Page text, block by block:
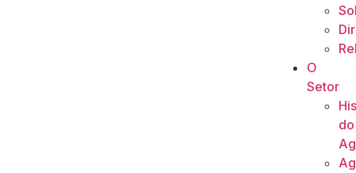
O
Setor
do